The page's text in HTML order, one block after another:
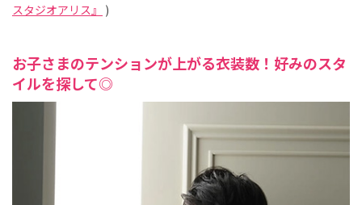
スタジオアリス』 )
お子さまのテンションが上がる衣装数！好みのスタ
イルを探して◎